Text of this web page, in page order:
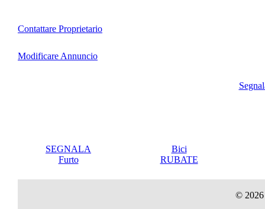
Contattare Proprietario
Modificare Annuncio
SEGNALA
Furto
Bici
RUBATE
© 2026